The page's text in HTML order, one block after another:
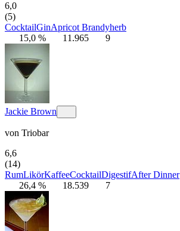
6,0
(5)
CocktailGinApricot Brandyherb
15,0 %
11.965 9
Jackie Brown
von Triobar
6,6
(14)
RumLikörKaffeeCocktailDigestifAfter Dinner
26,4 %
18.539 7